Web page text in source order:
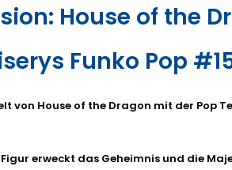
House of the
Funko Pop
von House of the Dragon mit der Pop
erweckt das Geheimnis und die